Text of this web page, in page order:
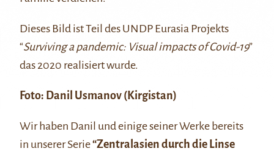
Dieses Bild ist Teil des UNDP Eurasia Projekts
“Surviving a pandemic: Visual impacts of Covid-19”
das 2020 realisiert wurde.
Foto: Danil Usmanov (Kirgistan)
Wir haben Danil und einige seiner Werke bereits
in unserer Serie“Zentralasien durch die Linse